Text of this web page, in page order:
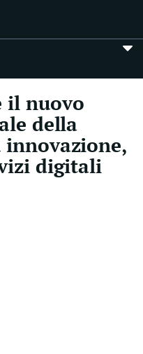
il nuovo
della
innovazione,
digitali